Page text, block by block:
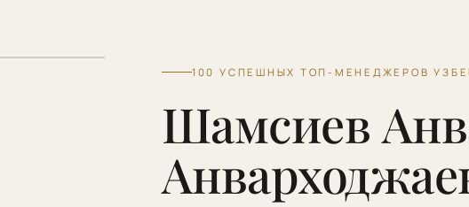
100 УСПЕШНЫХ ТОП-МЕНЕДЖЕРОВ
Шамсиев